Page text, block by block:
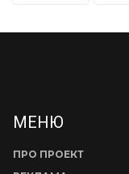
МЕНЮ
ПРО ПРОЕКТ